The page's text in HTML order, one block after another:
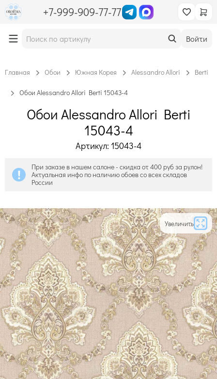
+7-999-909-77-77
Войти
Главная Обои Южная Корея Alessandro Allori Berti
Обои Alessandro Allori Berti 15043-4
Обои Alessandro Allori Berti
15043-4
Артикул: 15043-4
При заказе в нашем салоне - скидка от 400 руб за рулон!
Актуальная инфо по наличию обоев со всех складов
России
Увеличить